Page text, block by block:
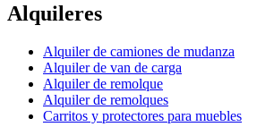
Alquileres
Alquiler de camiones de mudanza
Alquiler de van de carga
Alquiler de remolque
Alquiler de remolques
Carritos y protectores para muebles